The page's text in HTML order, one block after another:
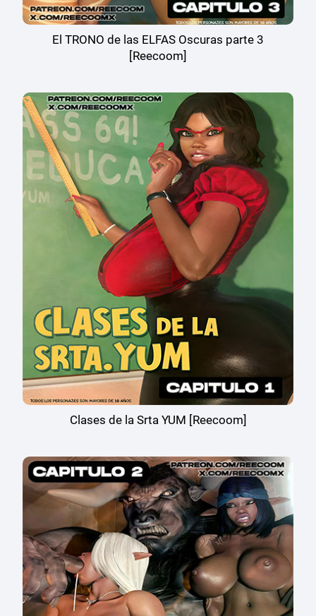
El TRONO de las ELFAS Oscuras parte 3
[Reecoom]
Clases de la Srta YUM [Reecoom]